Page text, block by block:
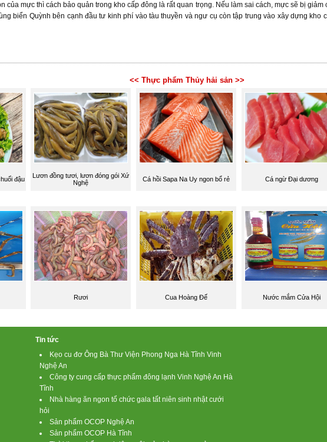
của mực thì cách bảo quản trong kho cấp đông là rất quan trọng. Nếu làm sai cách, mực sẽ bị
biển Quỳnh bên cạnh đầu tư kinh phí vào tàu thuyền và ngư cụ còn tập trung vào xây dựng kho
<< Thực phẩm Thủy hải sản >>
đậu
Lươn đồng tươi, lươn đóng gói Xứ
Nghệ
Cá hồi Sapa Na Uy ngon bổ rẻ Cá ngừ Đại dương
Rươi Cua Hoàng Đế Nước mắm Cửa Hội
Tin tức
Kẹo cu đơ Ông Bà Thư Viện Phong Nga Hà Tĩnh Vinh
Nghệ An
Công ty cung cấp thực phẩm đông lạnh Vinh Nghệ An Hà
Tĩnh
Nhà hàng ăn ngon tổ chức gala tất niên sinh nhật cưới
hỏi
Sản phẩm OCOP Nghệ An
Sản phẩm OCOP Hà Tĩnh